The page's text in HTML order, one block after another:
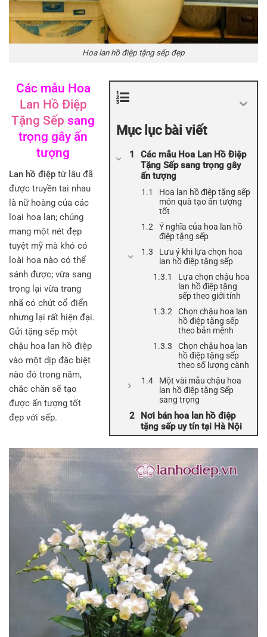
Hoa lan hồ điệp tặng sếp đẹp
Mục lục bài viết
Các mẫu Hoa Lan Hồ Điệp
Tặng Sếp sang trọng gây
ấn tượng
Hoa lan hồ điệp tặng sếp
món quà tạo ấn tượng
tốt
Ý nghĩa của hoa lan hồ
điệp tặng sếp
Lưu ý khi lựa chọn hoa
lan hồ điệp tặng sếp
Lựa chọn chậu hoa
lan hồ điệp tặng
sếp theo giới tính
Chọn chậu hoa lan
hồ điệp tặng sếp
theo bản mệnh
Chọn chậu hoa lan
hồ điệp tặng sếp
theo số lượng cành
Một vài mẫu chậu hoa
lan hồ điệp tặng Sếp
sang trọng
Nơi bán hoa lan hồ điệp
tặng sếp uy tín tại Hà Nội
Các mẫu Hoa
Lan Hồ Điệp
Tặng Sếp sang
trọng gây ấn
tượng
Lan hồ điệp từ lâu đã
được truyền tai nhau
là nữ hoàng của các
loại hoa lan; chúng
mang một nét đẹp
tuyệt mỹ mà khó có
loài hoa nào có thể
sánh được; vừa sang
trọng lại vừa trang
nhã có chút cổ điển
nhưng lại rất hiện đại.
Gửi tặng sếp một
chậu hoa lan hồ điệp
vào một dịp đặc biệt
nào đó trong năm,
chắc chắn sẽ tạo
được ấn tượng tốt
đẹp với sếp.